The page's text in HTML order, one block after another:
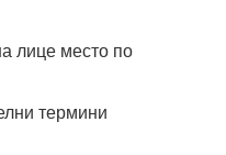
лице место по
термини